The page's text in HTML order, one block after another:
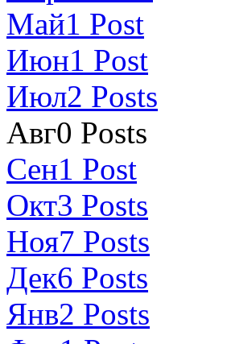
Май1 Post
Июн1 Post
Июл2 Posts
Авг0 Posts
Сен1 Post
Окт3 Posts
Ноя7 Posts
Дек6 Posts
Янв2 Posts